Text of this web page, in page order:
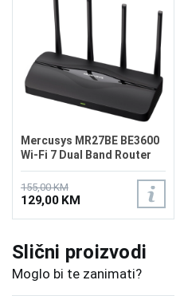
Mercusys MR27BE BE3600
Wi-Fi 7 Dual Band Router
155,00 KM
129,00 KM
Slični proizvodi
Moglo bi te zanimati?